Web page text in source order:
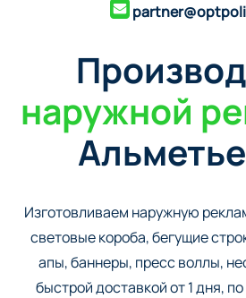
наружной
Изготовливаем наружную
cветовые короба, бегущие
апы, баннеры, пресс воллы,
быстрой доставкой от 1 дня,